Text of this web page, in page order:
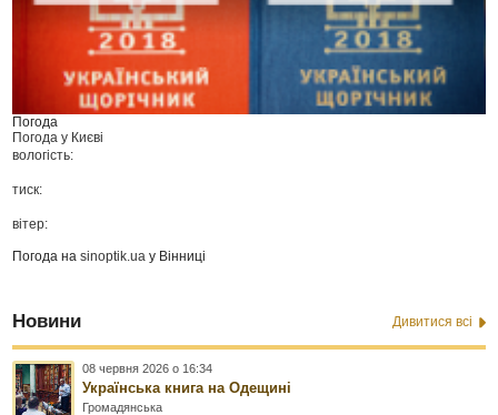
Погода
Погода у Києві
вологість:
тиск:
вітер:
Погода наsinoptik.ua у Вінниці
Новини Дивитися всі
08 червня 2026 о 16:34
Українська книга на Одещині
Громадянська